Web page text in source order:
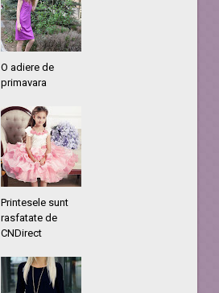
O adiere de
primavara
Printesele sunt
rasfatate de
CNDirect